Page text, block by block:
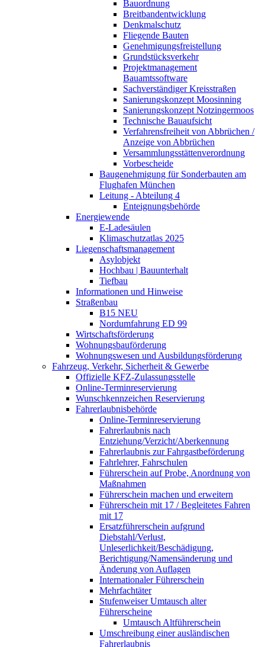
Bauordnung
Breitbandentwicklung
Denkmalschutz
Fliegende Bauten
Genehmigungsfreistellung
Grundstücksverkehr
Projektmanagement
Bauamtssoftware
Sachverständiger Kreisstraßen
Sanierungskonzept Moosinning
Sanierungskonzept Notzingermoos
Technische Bauaufsicht
Verfahrensfreiheit von Abbrüchen /
Anzeige von Abbrüchen
Versammlungsstättenverordnung
Vorbescheide
Baugenehmigung für Sonderbauten am
Flughafen München
Leitung - Abteilung 4
Enteignungsbehörde
Energiewende
E-Ladesäulen
Klimaschutzatlas 2025
Liegenschaftsmanagement
Asylobjekt
Hochbau | Bauunterhalt
Tiefbau
Informationen und Hinweise
Straßenbau
B15 NEU
Nordumfahrung ED 99
Wirtschaftsförderung
Wohnungsbauförderung
Wohnungswesen und Ausbildungsförderung
Fahrzeug, Verkehr, Sicherheit & Gewerbe
Offizielle KFZ-Zulassungsstelle
Online-Terminreservierung
Wunschkennzeichen Reservierung
Fahrerlaubnisbehörde
Online-Terminreservierung
Fahrerlaubnis nach
Entziehung/Verzicht/Aberkennung
Fahrerlaubnis zur Fahrgastbeförderung
Fahrlehrer, Fahrschulen
Führerschein auf Probe, Anordnung von
Maßnahmen
Führerschein machen und erweitern
Führerschein mit 17 / Begleitetes Fahren
mit 17
Ersatzführerschein aufgrund
Diebstahl/Verlust,
Unleserlichkeit/Beschädigung,
Berichtigung/Namensänderung und
Änderung von Auflagen
Internationaler Führerschein
Mehrfachtäter
Stufenweiser Umtausch alter
Führerscheine
Umtausch Altführerschein
Umschreibung einer ausländischen
Fahrerlaubnis